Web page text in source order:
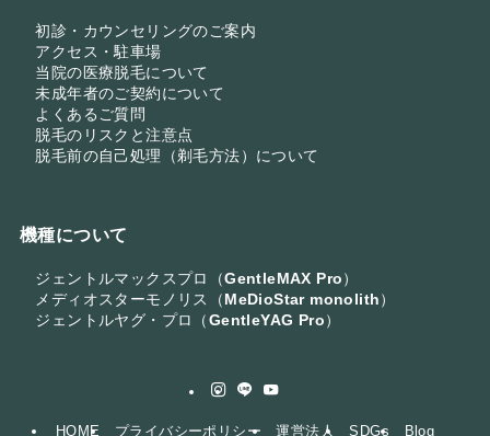
初診・カウンセリングのご案内
アクセス・駐車場
当院の医療脱毛について
未成年者のご契約について
よくあるご質問
脱毛のリスクと注意点
脱毛前の自己処理（剃毛方法）について
機種について
ジェントルマックスプロ（GentleMAX Pro）
メディオスターモノリス（MeDioStar monolith）
ジェントルヤグ・プロ（GentleYAG Pro）
HOME プライバシーポリシー 運営法人 SDGs Blog